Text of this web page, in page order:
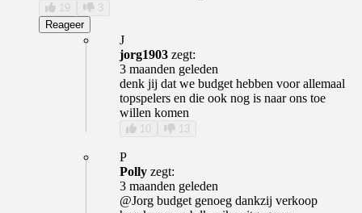
19
3
Reageer
J
jorg1903 zegt:
3 maanden geleden
denk jij dat we budget hebben voor allemaal
topspelers en die ook nog is naar ons toe
willen komen
10 13
P
Polly zegt:
3 maanden geleden
@Jorg budget genoeg dankzij verkoop